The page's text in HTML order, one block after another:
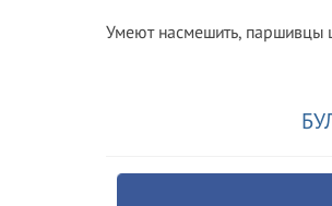
Умеют насмешить, паршивцы